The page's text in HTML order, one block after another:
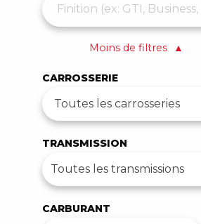
Moins de filtres ▲
CARROSSERIE
Toutes les carrosseries
TRANSMISSION
Toutes les transmissions
CARBURANT